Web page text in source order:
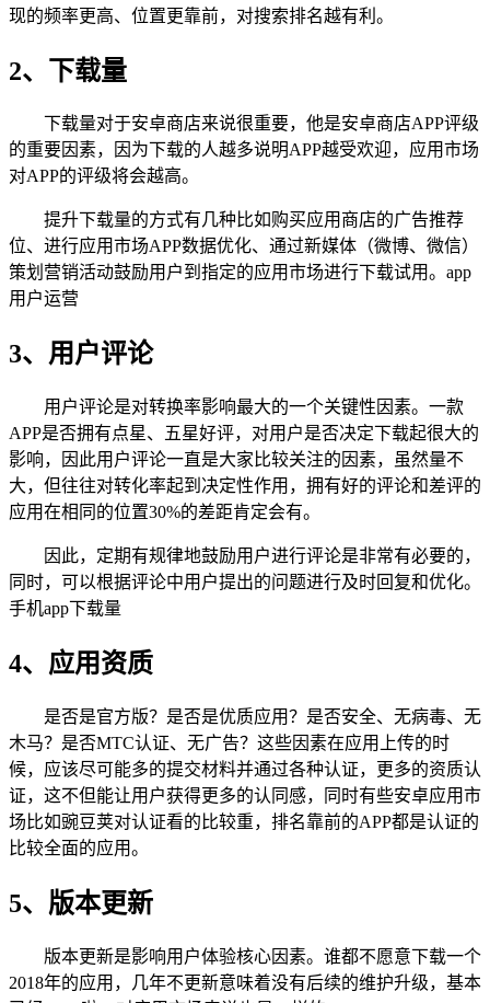
现的频率更高、位置更靠前，对搜索排名越有利。
2、下载量
下载量对于安卓商店来说很重要，他是安卓商店APP评级
的重要因素，因为下载的人越多说明APP越受欢迎，应用市场
对APP的评级将会越高。
提升下载量的方式有几种比如购买应用商店的广告推荐
位、进行应用市场APP数据优化、通过新媒体（微博、微信）
策划营销活动鼓励用户到指定的应用市场进行下载试用。app
用户运营
3、用户评论
用户评论是对转换率影响最大的一个关键性因素。一款
APP是否拥有点星、五星好评，对用户是否决定下载起很大的
影响，因此用户评论一直是大家比较关注的因素，虽然量不
大，但往往对转化率起到决定性作用，拥有好的评论和差评的
应用在相同的位置30%的差距肯定会有。
因此，定期有规律地鼓励用户进行评论是非常有必要的，
同时，可以根据评论中用户提出的问题进行及时回复和优化。
手机app下载量
4、应用资质
是否是官方版？是否是优质应用？是否安全、无病毒、无
木马？是否MTC认证、无广告？这些因素在应用上传的时
候，应该尽可能多的提交材料并通过各种认证，更多的资质认
证，这不但能让用户获得更多的认同感，同时有些安卓应用市
场比如豌豆荚对认证看的比较重，排名靠前的APP都是认证的
比较全面的应用。
5、版本更新
版本更新是影响用户体验核心因素。谁都不愿意下载一个
2018年的应用，几年不更新意味着没有后续的维护升级，基本